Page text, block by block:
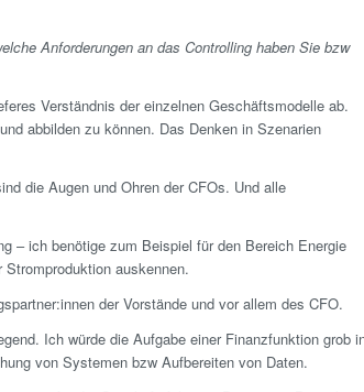
Anforderungen an das Controlling haben Sie bzw
Verständnis der einzelnen Geschäftsmodelle ab.
abbilden zu können. Das Denken in Szenarien
die Augen und Ohren der CFOs. Und alle
– ich benötige zum Beispiel für den Bereich Energie
auskennen.
der Vorstände und vor allem des CFO.
Ich würde die Aufgabe einer Finanzfunktion grob
von Systemen bzw Aufbereiten von Daten.